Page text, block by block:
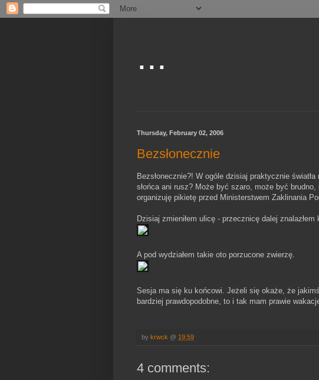
...
Thursday, February 02, 2006
Bezsłonecznie
Bezsłonecznie?! W ogóle dzisiaj praktycznie
słońca ani rusz? Może być szaro, może być
organizuję pikietę przed Ministerstwem Zaklinania
Dzisiaj zmieniłem ulicę - przecznicę dalej znalazłem
A pod wydziałem takie oto porzucone zwierzę.
Sesja ma się ku końcowi. Jeżeli się okaże, że
bardziej prawdopodobne, to i tak mam prawie
by krwck @ 19:59
4 comments: